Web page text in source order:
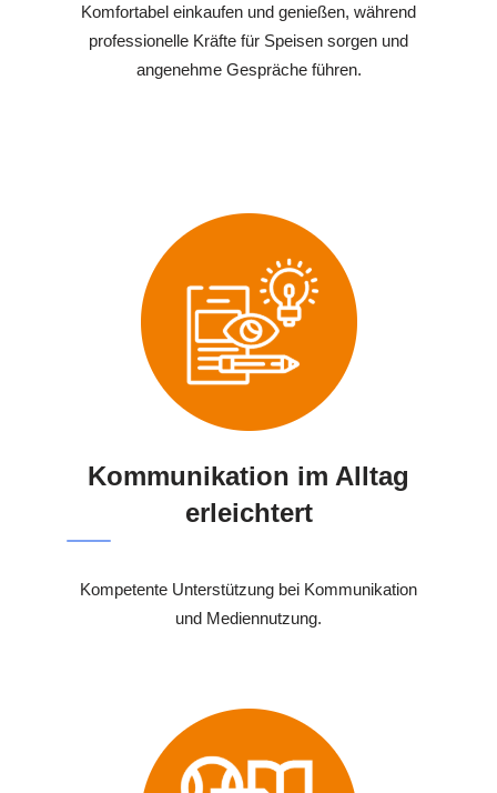
Komfortabel einkaufen und genießen, während
professionelle Kräfte für Speisen sorgen und
angenehme Gespräche führen.
Kommunikation im Alltag
erleichtert
Kompetente Unterstützung bei Kommunikation
und Mediennutzung.